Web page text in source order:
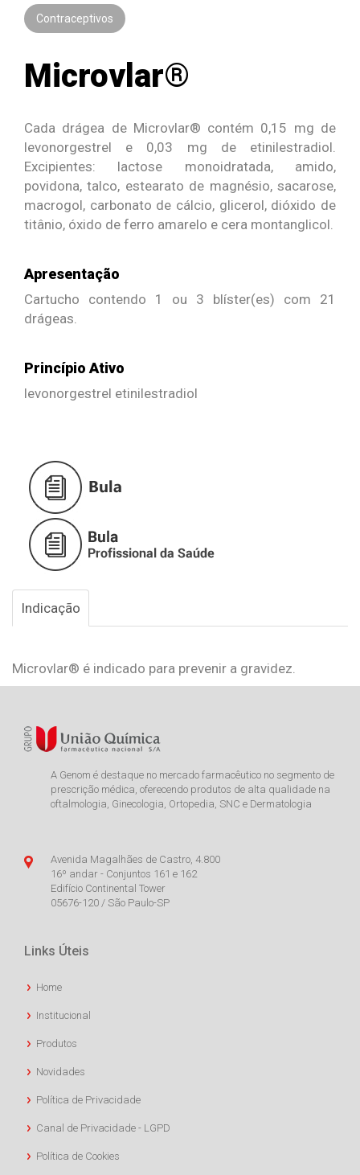
Contraceptivos
Microvlar®
Cada drágea de Microvlar® contém 0,15 mg de
levonorgestrel e 0,03 mg de etinilestradiol.
Excipientes: lactose monoidratada, amido,
povidona, talco, estearato de magnésio, sacarose,
macrogol, carbonato de cálcio, glicerol, dióxido de
titânio, óxido de ferro amarelo e cera montanglicol.
Apresentação
Cartucho contendo 1 ou 3 blíster(es) com 21
drágeas.
Princípio Ativo
levonorgestrel etinilestradiol
Indicação
Microvlar® é indicado para prevenir a gravidez.
A Genom é destaque no mercado farmacêutico no segmento de
prescrição médica, oferecendo produtos de alta qualidade na
oftalmologia, Ginecologia, Ortopedia, SNC e Dermatologia
Avenida Magalhães de Castro, 4.800
16º andar - Conjuntos 161 e 162
Edifício Continental Tower
05676-120 / São Paulo-SP
Links Úteis
Home
Institucional
Produtos
Novidades
Política de Privacidade
Canal de Privacidade - LGPD
Política de Cookies